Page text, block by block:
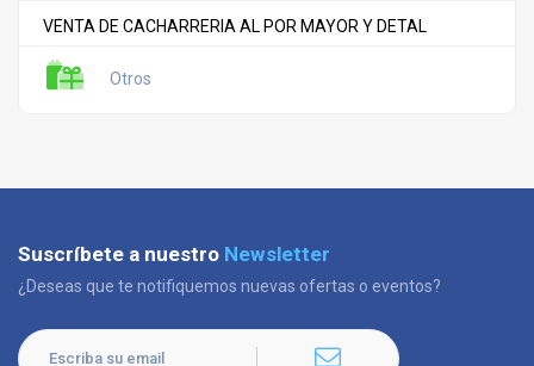
VENTA DE CACHARRERIA AL POR MAYOR Y DETAL
Otros
Suscríbete a nuestro Newsletter
¿Deseas que te notifiquemos nuevas ofertas o eventos?